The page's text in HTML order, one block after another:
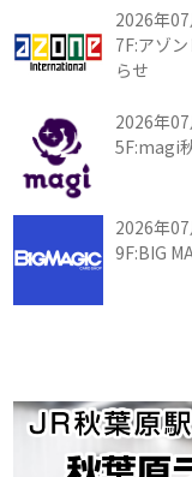
2026年07
7F:アゾ
らせ
2026年07
5F:magi
2026年07
9F:BIG